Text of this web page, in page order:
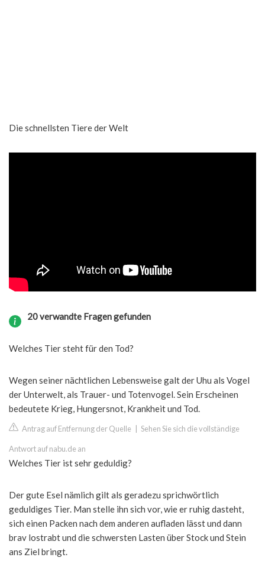
Die schnellsten Tiere der Welt
20 verwandte Fragen gefunden
Welches Tier steht für den Tod?
Wegen seiner nächtlichen Lebensweise galt der Uhu als Vogel
der Unterwelt, als Trauer- und Totenvogel. Sein Erscheinen
bedeutete Krieg, Hungersnot, Krankheit und Tod.
Antrag auf Entfernung der Quelle Sehen Sie sich die vollständige
Antwort auf nabu.de an
Welches Tier ist sehr geduldig?
Der gute Esel nämlich gilt als geradezu sprichwörtlich
geduldiges Tier. Man stelle ihn sich vor, wie er ruhig dasteht,
sich einen Packen nach dem anderen aufladen lässt und dann
brav lostrabt und die schwersten Lasten über Stock und Stein
ans Ziel bringt.